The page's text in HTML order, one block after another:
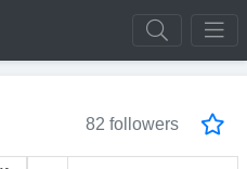
82 followers